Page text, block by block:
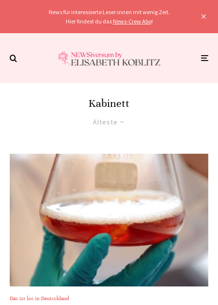
News für interessierte Leser:innen mit wenig Zeit.
Hier findest du das News-Crew Abo!
Kabinett
Älteste
Das ist los in Deutschland